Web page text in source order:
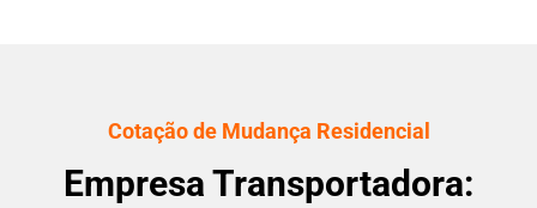
Cotação de Mudança Residencial
Empresa Transportadora: